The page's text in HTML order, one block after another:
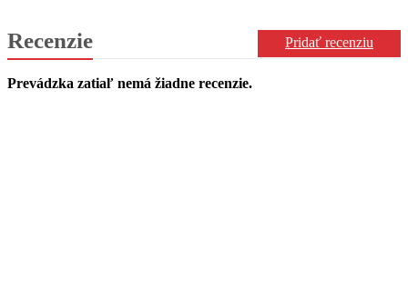
Recenzie Pridať recenziu
Prevádzka zatiaľ nemá žiadne recenzie.